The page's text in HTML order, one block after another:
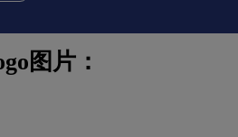
图片：